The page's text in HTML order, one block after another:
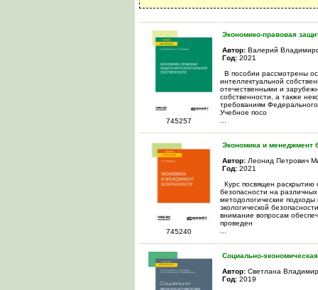
745257
Экономико-правовая
Автор: Валерий
Год: 2021
В пособии рассмотрены
интеллектуальной
отечественными и
собственности, а также
требованиям
Учебное посо
745240
Экономика и менеджмент
Автор: Леонид Петрович
Год: 2021
Курс посвящен раскрытию
безопасности на
методологические
экологической
внимание вопросам
проведен
Социально-
Автор: Светлана
Год: 2019